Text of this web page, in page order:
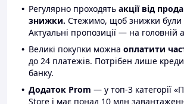
Регулярно проходять акції від
знижки. Стежимо, щоб знижки були
Актуальні пропозиції — на головній
Великі покупки можна оплатити
до 24 платежів. Потрібен лише
банку.
Додаток Prom — у топ-3 категорії
Store і має понад 10 млн